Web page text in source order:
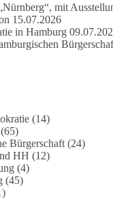
mit
15.07.2026
in Hamburg
(14)
(65)
Bürgerschaft (24)
HH (12)
(4)
(45)